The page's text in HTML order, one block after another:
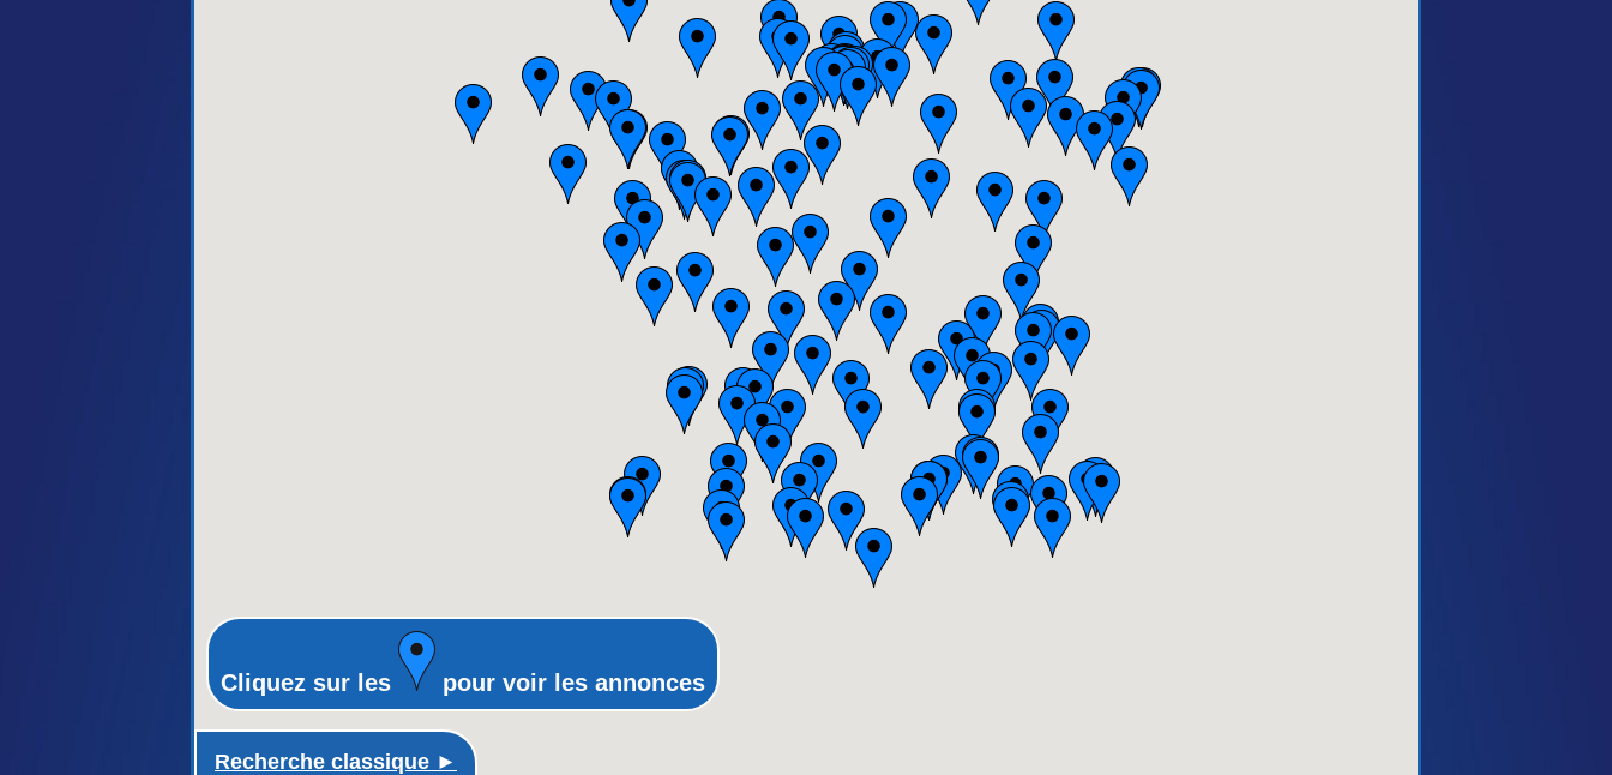
Bourgogne
Bretagne
Centre
Champagne-Ardenne
Franche-Comté
Haute-Normandie
Ile-de-France
Languedoc-Roussillon
Limousin
Lorraine
Midi-Pyrénées
Nord-Pas-de-Calais
Pays-de-la-Loire
Picardie
Poitou-Charentes
Provence-Alpes-Côte-d'Azur(paca)
Recherche classique ►
Cliquez sur les pour voir les annonces